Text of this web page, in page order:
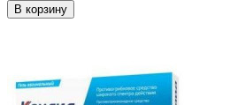
В корзину